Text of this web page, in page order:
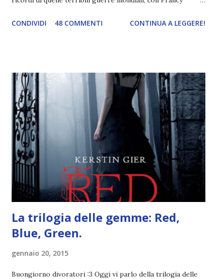
abbiamo vagato nella savana. Ora preparate le valigie che si
obiettivi! OBIETTIVI Iniziamo con un obiettivo facile facile:
un libro ambientato in Australia . Mare, mare, mare !
L'Oceania è circondata dal mare! Un libro nel quale il mare è
l'elemento fondamentale. Un libro sulle sirene, un libro con
protagonisti dei surfisti.. un libro importante nella storia
della letteratura australiana, neozelandese, ecc . l'Oceania
è ricca di natura! Leggete un libro con una cover molto, ...
CONDIVIDI 48 COMMENTI CONTINUA A LEGGERE!
La trilogia delle gemme: Red,
Blue, Green.
gennaio 20, 2015
Buongiorno divoratori :3 Oggi vi parlo della trilogia delle